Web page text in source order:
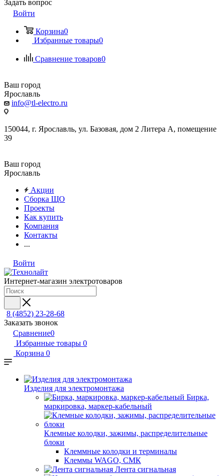
Задать вопрос
Войти
Корзина0
Избранные товары0
Сравнение товаров0
Ваш город
Ярославль
info@tl-electro.ru
150044, г. Ярославль, ул. Базовая, дом 2 Литера А, помещение
39
Ваш город
Ярославль
Акции
Сборка ЩО
Проекты
Как купить
Компания
Контакты
...
Войти
Интернет-магазин электротоваров
8 (4852) 23-28-68
Заказать звонок
Сравнение0
Избранные товары 0
Корзина 0
Изделия для электромонтажа
Бирка,
маркировка, маркер-кабельный
Клемные колодки, зажимы, распределительные
блоки
Клеммные колодки и терминалы
Клеммы WAGO, СМК
Лента сигнальная